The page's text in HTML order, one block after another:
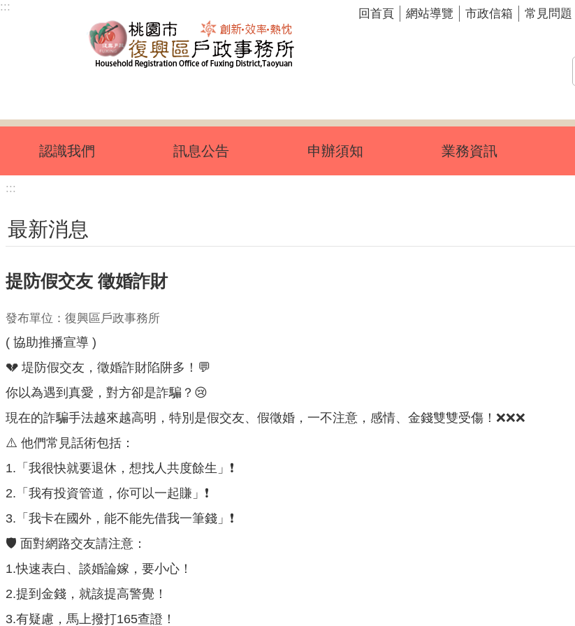
跳到主要內容區塊
:::
回首頁 網站導覽 市政信箱 常見問題
認識我們 訊息公告 申辦須知 業務資訊
:::
最新消息
提防假交友 徵婚詐財
發布單位：復興區戶政事務所
( 協助推播宣導 )
💔 堤防假交友，徵婚詐財陷阱多！💬
你以為遇到真愛，對方卻是詐騙？😢
現在的詐騙手法越來越高明，特別是假交友、假徵婚，一不注意，感情、金錢雙雙受傷！❌❌❌
⚠️ 他們常見話術包括：
1.「我很快就要退休，想找人共度餘生」❗
2.「我有投資管道，你可以一起賺」❗
3.「我卡在國外，能不能先借我一筆錢」❗
🛡️ 面對網路交友請注意：
1.快速表白、談婚論嫁，要小心！
2.提到金錢，就該提高警覺！
3.有疑慮，馬上撥打165查證！